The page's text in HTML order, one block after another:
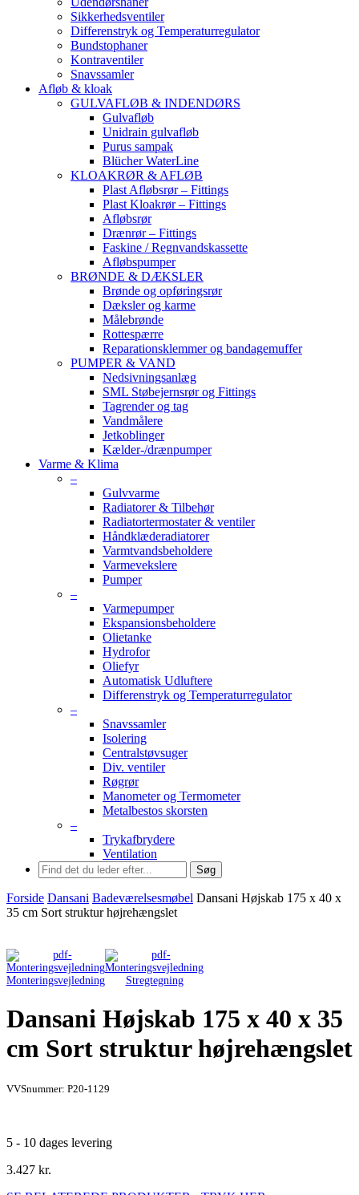
Sikkerhedsventiler
Differenstryk og Temperaturregulator
Bundstophaner
Kontraventiler
Snavssamler
Afløb & kloak
GULVAFLØB & INDENDØRS
Gulvafløb
Unidrain gulvafløb
Purus sampak
Blücher WaterLine
KLOAKRØR & AFLØB
Plast Afløbsrør – Fittings
Plast Kloakrør – Fittings
Afløbsrør
Drænrør – Fittings
Faskine / Regnvandskassette
Afløbspumper
BRØNDE & DÆKSLER
Brønde og opføringsrør
Dæksler og karme
Målebrønde
Rottespærre
Reparationsklemmer og bandagemuffer
PUMPER & VAND
Nedsivningsanlæg
SML Støbejernsrør og Fittings
Tagrender og tag
Vandmålere
Jetkoblinger
Kælder-/drænpumper
Varme & Klima
–
Gulvvarme
Radiatorer & Tilbehør
Radiatortermostater & ventiler
Håndklæderadiatorer
Varmtvandsbeholdere
Varmevekslere
Pumper
–
Varmepumper
Ekspansionsbeholdere
Olietanke
Hydrofor
Oliefyr
Automatisk Udluftere
Differenstryk og Temperaturregulator
–
Snavssamler
Isolering
Centralstøvsuger
Div. ventiler
Røgrør
Manometer og Termometer
Metalbestos skorsten
–
Trykafbrydere
Ventilation
Søg
Forside Dansani Badeværelsesmøbel Dansani Højskab 175 x 40 x
35 cm Sort struktur højrehængslet
Monteringsvejledning Stregtegning
Dansani Højskab 175 x 40 x 35
cm Sort struktur højrehængslet
VVSnummer: P20-1129
5 - 10 dages levering
3.427 kr.